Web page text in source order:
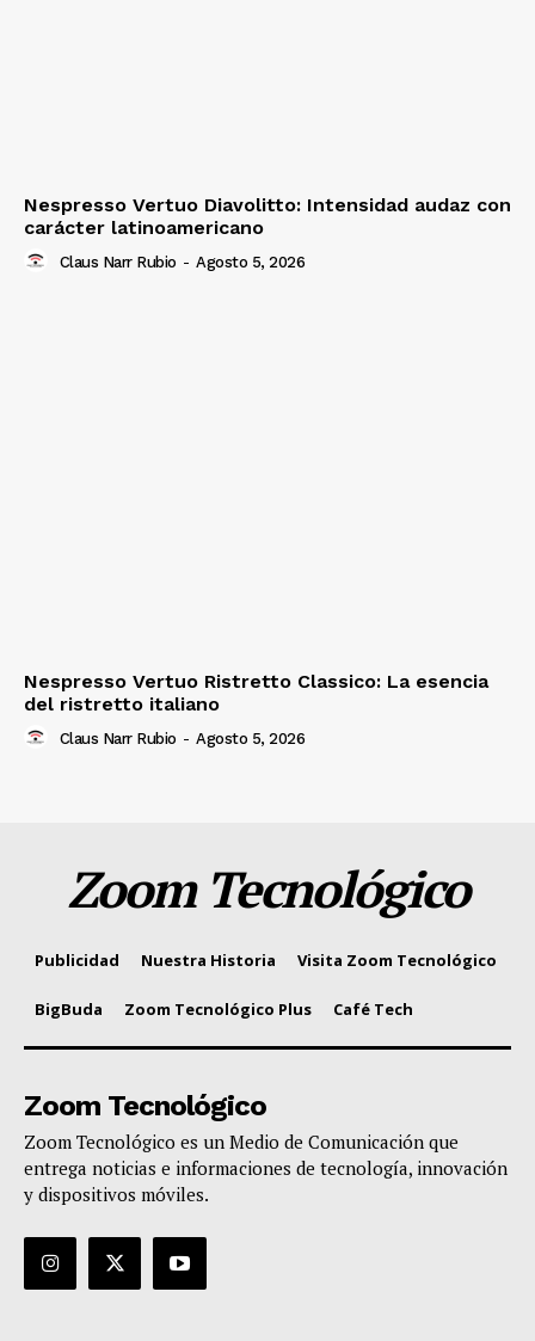
Nespresso Vertuo Diavolitto: Intensidad audaz con
carácter latinoamericano
Claus Narr Rubio - Agosto 5, 2026
Nespresso Vertuo Ristretto Classico: La esencia
del ristretto italiano
Claus Narr Rubio - Agosto 5, 2026
Zoom Tecnológico
Publicidad Nuestra Historia Visita Zoom Tecnológico
BigBuda Zoom Tecnológico Plus Café Tech
Zoom Tecnológico
Zoom Tecnológico es un Medio de Comunicación que
entrega noticias e informaciones de tecnología, innovación
y dispositivos móviles.